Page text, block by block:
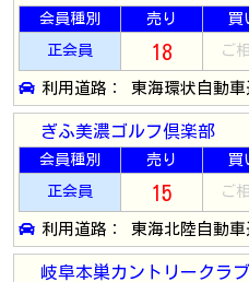
会員種別 売り 買
正会員 18 ご
利用道路： 東海環状自動
ぎふ美濃ゴルフ倶楽部
会員種別 売り 買
正会員 15 ご
利用道路： 東海北陸自動
岐阜本巣カントリークラブ